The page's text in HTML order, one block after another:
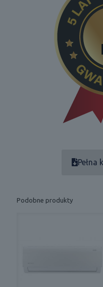
Podobne produkty